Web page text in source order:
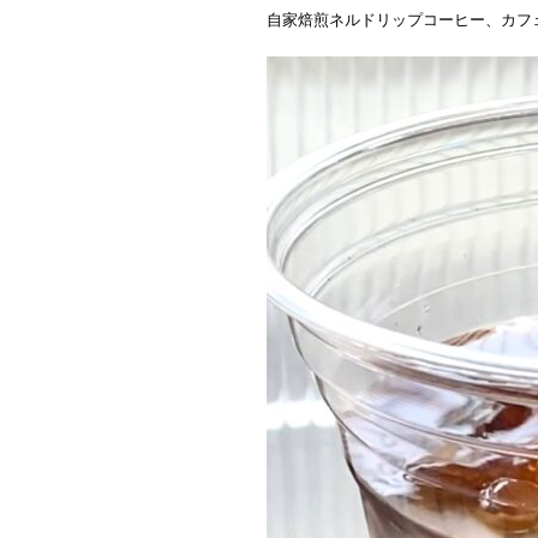
自家焙煎ネルドリップコーヒー、カフ